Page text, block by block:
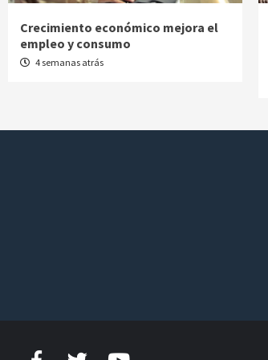
Crecimiento económico mejora el
empleo y consumo
4 semanas atrás